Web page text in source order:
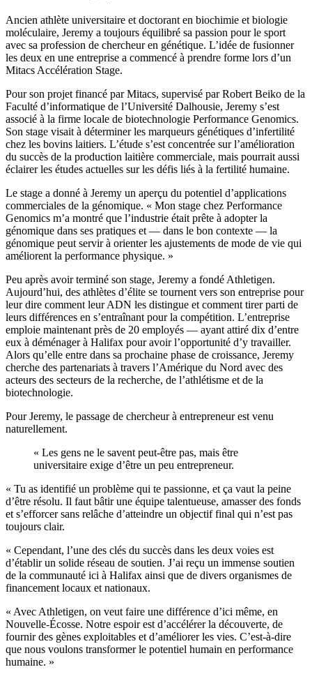
Ancien athlète universitaire et doctorant en biochimie et biologie
moléculaire, Jeremy a toujours équilibré sa passion pour le sport
avec sa profession de chercheur en génétique. L’idée de fusionner
les deux en une entreprise a commencé à prendre forme lors d’un
Mitacs Accélération Stage.
Pour son projet financé par Mitacs, supervisé par Robert Beiko de la
Faculté d’informatique de l’Université Dalhousie, Jeremy s’est
associé à la firme locale de biotechnologie Performance Genomics.
Son stage visait à déterminer les marqueurs génétiques d’infertilité
chez les bovins laitiers. L’étude s’est concentrée sur l’amélioration
du succès de la production laitière commerciale, mais pourrait aussi
éclairer les études actuelles sur les défis liés à la fertilité humaine.
Le stage a donné à Jeremy un aperçu du potentiel d’applications
commerciales de la génomique. « Mon stage chez Performance
Genomics m’a montré que l’industrie était prête à adopter la
génomique dans ses pratiques et — dans le bon contexte — la
génomique peut servir à orienter les ajustements de mode de vie qui
améliorent la performance physique. »
Peu après avoir terminé son stage, Jeremy a fondé Athletigen.
Aujourd’hui, des athlètes d’élite se tournent vers son entreprise pour
leur dire comment leur ADN les distingue et comment tirer parti de
leurs différences en s’entraînant pour la compétition. L’entreprise
emploie maintenant près de 20 employés — ayant attiré dix d’entre
eux à déménager à Halifax pour avoir l’opportunité d’y travailler.
Alors qu’elle entre dans sa prochaine phase de croissance, Jeremy
cherche des partenariats à travers l’Amérique du Nord avec des
acteurs des secteurs de la recherche, de l’athlétisme et de la
biotechnologie.
Pour Jeremy, le passage de chercheur à entrepreneur est venu
naturellement.
« Les gens ne le savent peut-être pas, mais être
universitaire exige d’être un peu entrepreneur.
« Tu as identifié un problème qui te passionne, et ça vaut la peine
d’être résolu. Il faut bâtir une équipe talentueuse, amasser des fonds
et s’efforcer sans relâche d’atteindre un objectif final qui n’est pas
toujours clair.
« Cependant, l’une des clés du succès dans les deux voies est
d’établir un solide réseau de soutien. J’ai reçu un immense soutien
de la communauté ici à Halifax ainsi que de divers organismes de
financement locaux et nationaux.
« Avec Athletigen, on veut faire une différence d’ici même, en
Nouvelle-Écosse. Notre espoir est d’accélérer la découverte, de
fournir des gènes exploitables et d’améliorer les vies. C’est-à-dire
que nous voulons transformer le potentiel humain en performance
humaine. »